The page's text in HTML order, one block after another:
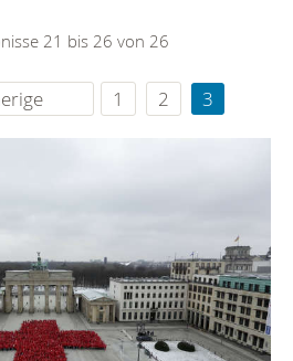
21 bis 26 von 26
1 2 3